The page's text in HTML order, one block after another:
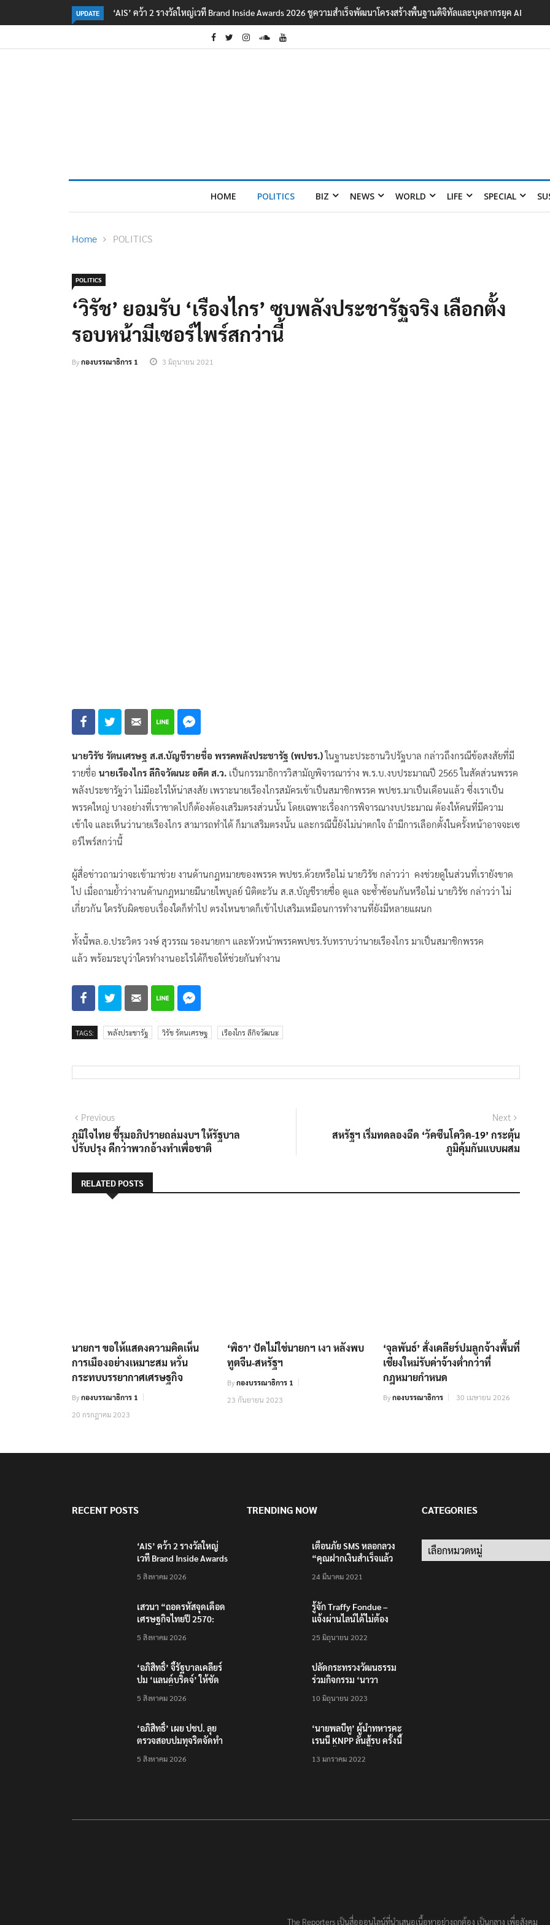
UPDATE ‘AIS’ คว้า 2 รางวัลใหญ่เวที Brand Inside Awards 2026 ชูความสำเร็จพัฒนาโครงสร้างพื้นฐานดิจิทัลและบุคลากรยุค AI
HOME POLITICS BIZ NEWS WORLD LIFE SPECIAL
Home POLITICS
POLITICS
‘วิรัช’ ยอมรับ ‘เรืองไกร’ ซบพลังประชารัฐจริง เลือกตั้ง
รอบหน้ามีเซอร์ไพร์สกว่านี้
Byกองบรรณาธิการ 1 3 มิถุนายน 2021
นายวิรัช รัตนเศรษฐ ส.ส.บัญชีรายชื่อ พรรคพลังประชารัฐ (พปชร.)ในฐานะประธานวิปรัฐบาล กล่าวถึงกรณีข้อสงสัยที่มี
รายชื่อ นายเรืองไกร ลีกิจวัฒนะ อดีต ส.ว. เป็นกรรมาธิการวิสามัญพิจารณาร่าง พ.ร.บ.งบประมาณปี 2565 ในสัดส่วนพรรค
พลังประชารัฐว่า ไม่มีอะไรให้น่าสงสัย เพราะนายเรืองไกรสมัครเข้าเป็นสมาชิกพรรค พปชร.มาเป็นเดือนแล้ว ซึ่งเราเป็น
พรรคใหญ่ บางอย่างที่เราขาดไปก็ต้องต้องเสริมตรงส่วนนั้น โดยเฉพาะเรื่องการพิจารณางบประมาณ ต้องให้คนที่มีความ
เข้าใจ และเห็นว่านายเรืองไกร สามารถทำได้ ก็มาเสริมตรงนั้น และกรณีนี้ยังไม่น่าตกใจ ถ้ามีการเลือกตั้งในครั้งหน้าอาจจะเซ
อร์ไพร์สกว่านี้
ผู้สื่อข่าวถามว่าจะเข้ามาช่วย งานด้านกฎหมายของพรรค พปชร.ด้วยหรือไม่ นายวิรัช กล่าวว่า คงช่วยดูในส่วนที่เรายังขาด
ไป เมื่อถามย้ำว่างานด้านกฎหมายมีนายไพบูลย์ นิติตะวัน ส.ส.บัญชีรายชื่อ ดูแล จะซ้ำซ้อนกันหรือไม่ นายวิรัช กล่าวว่า ไม่
เกี่ยวกัน ใครรับผิดชอบเรื่องใดก็ทำไป ตรงไหนขาดก็เข้าไปเสริมเหมือนการทำงานที่ยังมีหลายแผนก
ทั้งนี้พล.อ.ประวิตร วงษ์ สุวรรณ รองนายกฯ และหัวหน้าพรรคพปชร.รับทราบว่านายเรืองไกร มาเป็นสมาชิกพรรค
แล้ว พร้อมระบุว่าใครทำงานอะไรได้ก็ขอให้ช่วยกันทำงาน
TAGS: พลังประชารัฐ วิรัช รัตนเศรษฐ เรืองไกร ลีกิจวัฒนะ
แนะแนว
เรื่อง
PreviousPrevious
post:
ภูมิใจไทย ชี้รุมอภิปรายถล่มงบฯ ให้รัฐบาล
ปรับปรุง ดีกว่าพวกอ้างทำเพื่อชาติ
Next
post:
สหรัฐฯ เริ่มทดลองฉีด ‘วัคซีนโควิด-19’ กระตุ้น
ภูมิคุ้มกันแบบผสม
RELATED POSTS
นายกฯ ขอให้แสดงความคิดเห็น
การเมืองอย่างเหมาะสม หวั่น
กระทบบรรยากาศเศรษฐกิจ
Byกองบรรณาธิการ 1
20 กรกฎาคม 2023
‘พิธา’ ปัดไม่ใช่นายกฯ เงา หลังพบ
ทูตจีน-สหรัฐฯ
Byกองบรรณาธิการ 1
23 กันยายน 2023
‘จุลพันธ์’ สั่งเคลียร์ปมลูกจ้างพื้นที่
เชียงใหม่รับค่าจ้างต่ำกว่าที่
กฎหมายกำหนด
Byกองบรรณาธิการ 30 เมษายน 2026
RECENT POSTS
‘AIS’ คว้า 2 รางวัลใหญ่
เวที Brand Inside Awards
โครงสร้างพื้นฐานดิจิทัล
5 สิงหาคม 2026
เสวนา “ถอดรหัสจุดเดือด
เศรษฐกิจไทยปี 2570:
ธุรกิจไทยจะรับมือ
5 สิงหาคม 2026
‘อภิสิทธิ์’ จี้รัฐบาลเคลียร์
ปม ‘แลนด์บริดจ์’ ให้ชัด
5 สิงหาคม 2026
‘อภิสิทธิ์’ เผย ปชป. ลุย
ตรวจสอบปมทุจริตจัดทำ
สสว.
5 สิงหาคม 2026
TRENDING NOW
เตือนภัย SMS หลอกลวง
“คุณฝากเงินสำเร็จแล้ว
200,000 บาท”
24 มีนาคม 2021
รู้จัก Traffy Fondue –
แจ้งผ่านไลน์ได้ไม่ต้อง
ทั่วไทย ไม่ใช่แค่ในกรุง
25 มิถุนายน 2022
ปลัดกระทรวงวัฒนธรรม
ร่วมกิจกรรม ‘นาวา
ตักบาตรทางน้ำ
10 มิถุนายน 2023
‘นายพลบีทู’ ผู้นำทหารคะ
เรนนี KNPP ลั่นสู้รบ ครั้งนี้
ประชาชนต้องชนะ
13 มกราคม 2022
CATEGORIES
Categories
The Reporters เป็นสื่อออนไลน์ที่นำเสนอเนื้อหาอย่างถูกต้อง เป็นกลาง เพื่อสังคม